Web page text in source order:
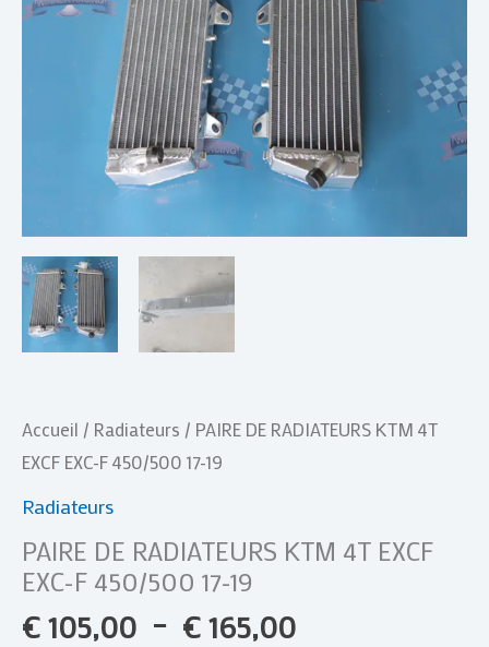
Accueil / Radiateurs / PAIRE DE RADIATEURS KTM 4T
EXCF EXC-F 450/500 17-19
Radiateurs
PAIRE DE RADIATEURS KTM 4T EXCF
EXC-F 450/500 17-19
€105,00 – €165,00
€ 105,00
à
€ 165,00
RADIATEURS
KTM
450/500
17-
19